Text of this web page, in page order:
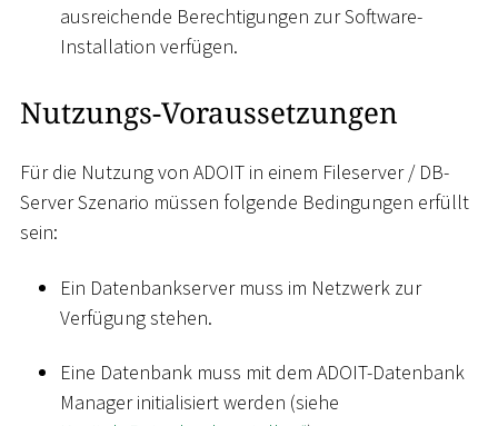
ausreichende Berechtigungen zur Software-
Installation verfügen.
Nutzungs-Voraussetzungen
Für die Nutzung von ADOIT in einem Fileserver / DB-
Server Szenario müssen folgende Bedingungen erfüllt
sein:
Ein Datenbankserver muss im Netzwerk zur
Verfügung stehen.
Eine Datenbank muss mit dem ADOIT-Datenbank
Manager initialisiert werden (siehe